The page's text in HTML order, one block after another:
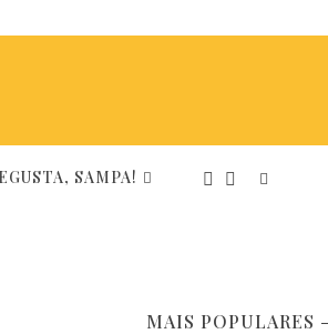
SAMPA!
MAIS POPULARES